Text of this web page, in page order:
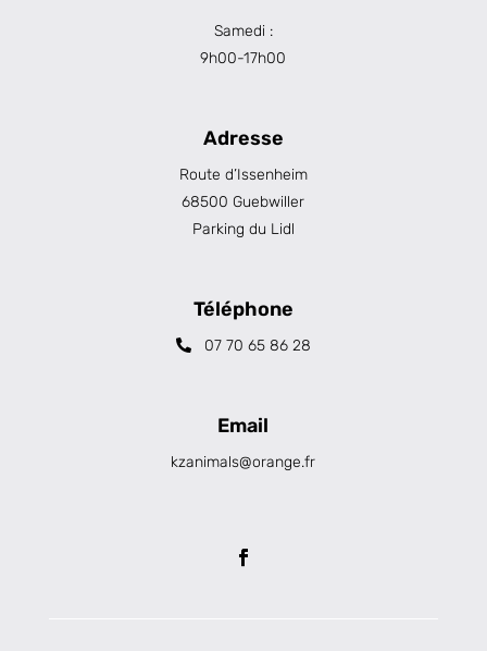
Samedi :
9h00-17h00
Adresse
Route d’Issenheim
68500 Guebwiller
Parking du Lidl
Téléphone
07 70 65 86 28
Email
kzanimals@orange.fr